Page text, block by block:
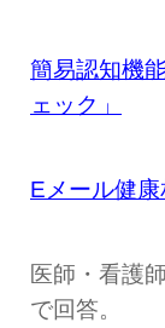
簡易認知機
ェック」
Eメール健康
医師・看護
で回答。